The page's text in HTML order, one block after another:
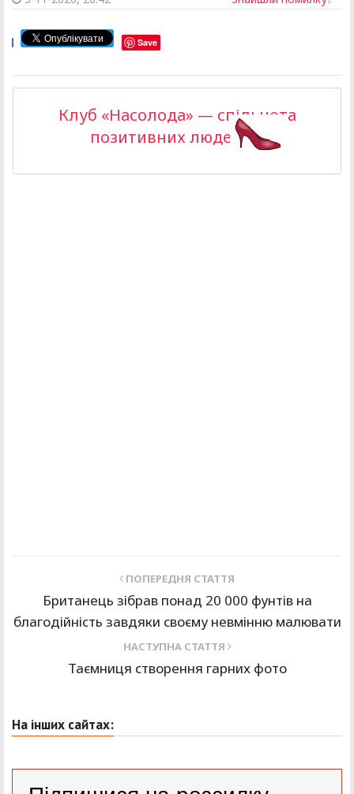
Save
Клуб «Насолода» — спільнота
позитивних людей >>
ПОПЕРЕДНЯ СТАТТЯ
Британець зібрав понад 20 000 фунтів на
благодійність завдяки своєму невмінню малювати
НАСТУПНА СТАТТЯ
Таємниця створення гарних фото
На інших сайтах: